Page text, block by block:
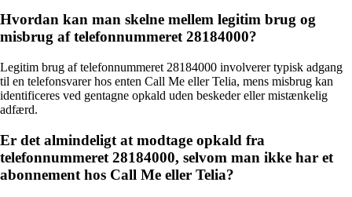
Hvordan kan man skelne mellem legitim brug og
misbrug af telefonnummeret 28184000?
Legitim brug af telefonnummeret 28184000 involverer typisk adgang
til en telefonsvarer hos enten Call Me eller Telia, mens misbrug kan
identificeres ved gentagne opkald uden beskeder eller mistænkelig
adfærd.
Er det almindeligt at modtage opkald fra
telefonnummeret 28184000, selvom man ikke har et
abonnement hos Call Me eller Telia?